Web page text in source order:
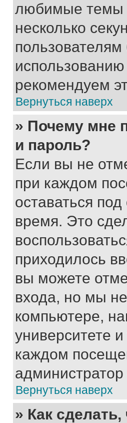
любимые темы
несколько
рекомендуем
Вернуться наверх
» Почему мне
и пароль?
Если вы не
при каждом
оставаться
время. Это
приходилось
вы можете
входа, но мы
компьютере,
университете
каждом
Вернуться наверх
» Как